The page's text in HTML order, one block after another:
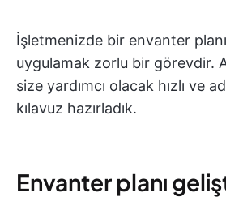
İşletmenizde bir envanter
uygulamak zorlu bir görevdir.
size yardımcı olacak hızlı ve
kılavuz hazırladık.
Envanter planı